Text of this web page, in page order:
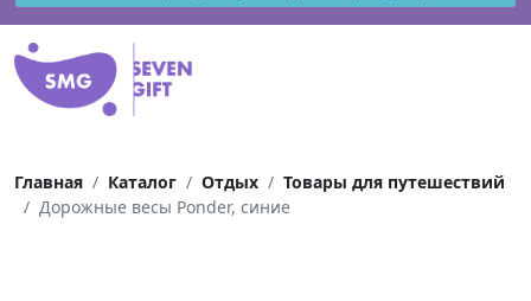
Главная Каталог Отдых
Товары для путешествий
Дорожные весы Ponder, синие